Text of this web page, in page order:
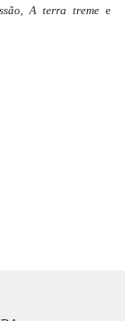
,A terra tremee